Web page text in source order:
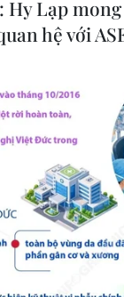
nền kinh tế
50 năm quan
Thái Lan
thúc đẩy hợp
vũ trụ
Hy Lạp
hệ với